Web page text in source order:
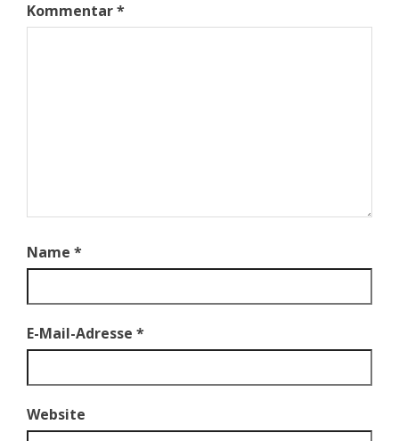
Kommentar*
Name *
E-Mail-Adresse *
Website